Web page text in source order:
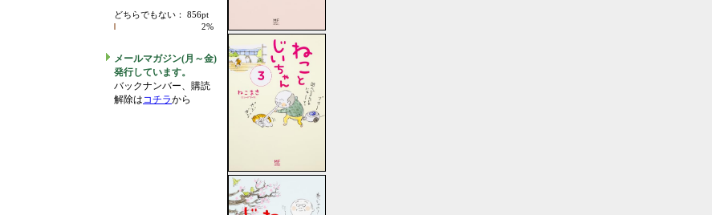
どちらでもない： 856pt
2%
メールマガジン(月～金)
発行しています。
バックナンバー、購読
解除はコチラから